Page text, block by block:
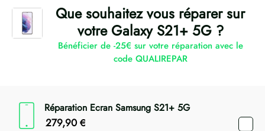
Que souhaitez vous réparer sur
votre Galaxy S21+ 5G ?
Bénéficier de -25€ sur votre réparation avec le
code QUALIREPAR
Réparation Ecran Samsung S21+ 5G
279,90 €